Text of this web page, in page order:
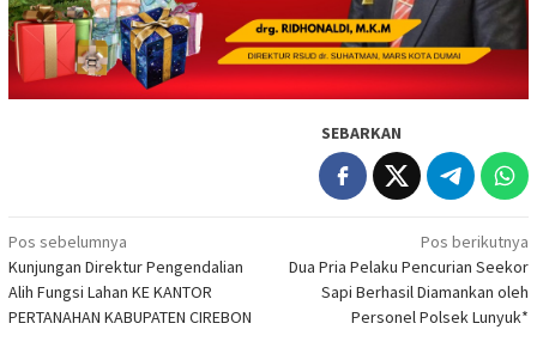
SEBARKAN
Navigasi
pos
Pos sebelumnya
Kunjungan Direktur Pengendalian
Alih Fungsi Lahan KE KANTOR
PERTANAHAN KABUPATEN CIREBON
Pos berikutnya
Dua Pria Pelaku Pencurian Seekor
Sapi Berhasil Diamankan oleh
Personel Polsek Lunyuk*